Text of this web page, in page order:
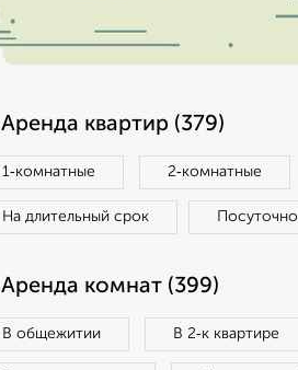
Аренда квартир (379)
1‑комнатные 2‑комнатные
На длительный срок Посуточно
Аренда комнат (399)
В общежитии В 2‑к квартире